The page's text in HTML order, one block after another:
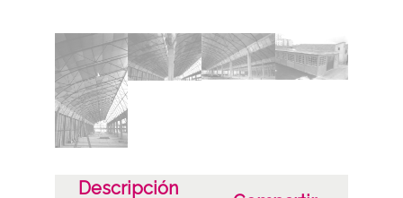
Características del soporte
Fecha
19620405
Descripción